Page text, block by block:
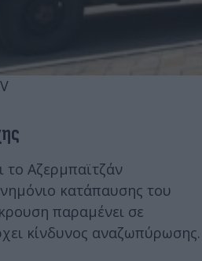
το Αζερμπαϊτζάν
κατάπαυσης του
παραμένει σε
κίνδυνος αναζωπύρωσης.